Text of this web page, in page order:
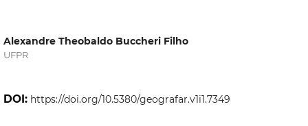
Alexandre Theobaldo Buccheri Filho
UFPR
DOI: https://doi.org/10.5380/geografar.v1i1.7349